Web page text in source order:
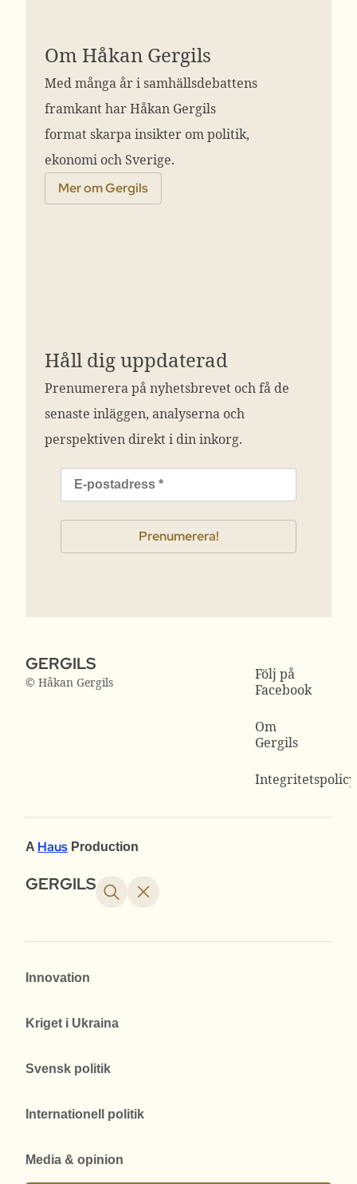
Om Håkan Gergils
Med många år i samhällsdebattens
framkant har Håkan Gergils
format skarpa insikter om politik,
ekonomi och Sverige.
Mer om Gergils
Håll dig uppdaterad
Prenumerera på nyhetsbrevet och få de
senaste inläggen, analyserna och
perspektiven direkt i din inkorg.
GERGILS
© Håkan Gergils
Följ på
Facebook
Om
Gergils
Integritetspolicy
A Haus Production
GERGILS
Innovation
Kriget i Ukraina
Svensk politik
Internationell politik
Media & opinion